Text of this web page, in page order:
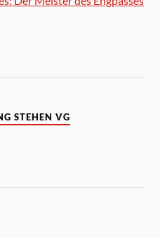
STEHEN VG